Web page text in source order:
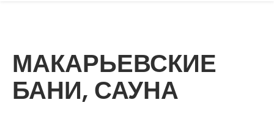
МАКАРЬЕВСКИЕ
БАНИ, САУНА